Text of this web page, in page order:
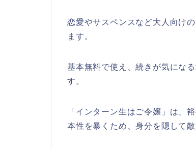
恋愛やサスペンスなど大人向け
ます。
基本無料で使え、続きが気にな
す。
「インターン生はご令嬢」 は、
本性を暴くため、身分を隠して